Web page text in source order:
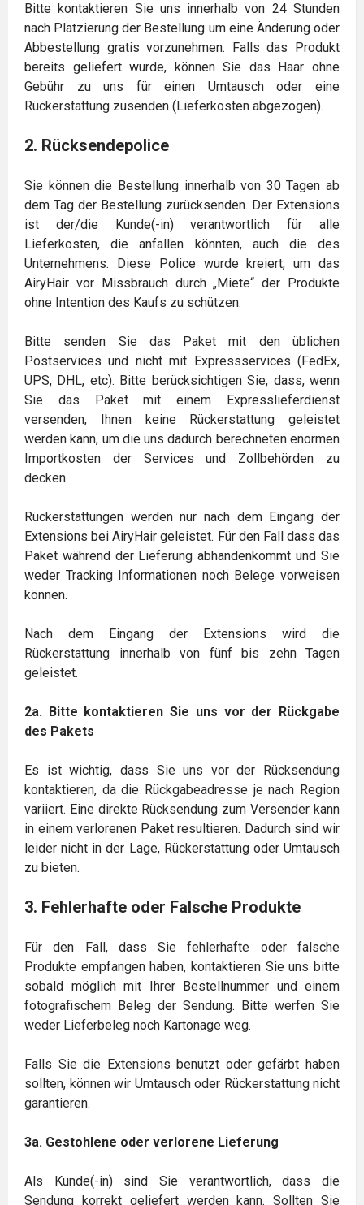
Bitte kontaktieren Sie uns innerhalb von 24 Stunden
nach Platzierung der Bestellung um eine Änderung oder
Abbestellung gratis vorzunehmen. Falls das Produkt
bereits geliefert wurde, können Sie das Haar ohne
Gebühr zu uns für einen Umtausch oder eine
Rückerstattung zusenden (Lieferkosten abgezogen).
2. Rücksendepolice
Sie können die Bestellung innerhalb von 30 Tagen ab
dem Tag der Bestellung zurücksenden. Der Extensions
ist der/die Kunde(-in) verantwortlich für alle
Lieferkosten, die anfallen könnten, auch die des
Unternehmens. Diese Police wurde kreiert, um das
AiryHair vor Missbrauch durch „Miete“ der Produkte
ohne Intention des Kaufs zu schützen.
Bitte senden Sie das Paket mit den üblichen
Postservices und nicht mit Expressservices (FedEx,
UPS, DHL, etc). Bitte berücksichtigen Sie, dass, wenn
Sie das Paket mit einem Expresslieferdienst
versenden, Ihnen keine Rückerstattung geleistet
werden kann, um die uns dadurch berechneten enormen
Importkosten der Services und Zollbehörden zu
decken.
Rückerstattungen werden nur nach dem Eingang der
Extensions bei AiryHair geleistet. Für den Fall dass das
Paket während der Lieferung abhandenkommt und Sie
weder Tracking Informationen noch Belege vorweisen
können.
Nach dem Eingang der Extensions wird die
Rückerstattung innerhalb von fünf bis zehn Tagen
geleistet.
2a. Bitte kontaktieren Sie uns vor der Rückgabe
des Pakets
Es ist wichtig, dass Sie uns vor der Rücksendung
kontaktieren, da die Rückgabeadresse je nach Region
variiert. Eine direkte Rücksendung zum Versender kann
in einem verlorenen Paket resultieren. Dadurch sind wir
leider nicht in der Lage, Rückerstattung oder Umtausch
zu bieten.
3. Fehlerhafte oder Falsche Produkte
Für den Fall, dass Sie fehlerhafte oder falsche
Produkte empfangen haben, kontaktieren Sie uns bitte
sobald möglich mit Ihrer Bestellnummer und einem
fotografischem Beleg der Sendung. Bitte werfen Sie
weder Lieferbeleg noch Kartonage weg.
Falls Sie die Extensions benutzt oder gefärbt haben
sollten, können wir Umtausch oder Rückerstattung nicht
garantieren.
3a. Gestohlene oder verlorene Lieferung
Als Kunde(-in) sind Sie verantwortlich, dass die
Sendung korrekt geliefert werden kann. Sollten Sie